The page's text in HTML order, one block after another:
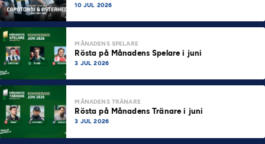
10 JUL 2026
MÅNADENS SPELARE
Rösta på Månadens Spelare i juni
3 JUL 2026
MÅNADENS TRÄNARE
Rösta på Månadens Tränare i juni
3 JUL 2026